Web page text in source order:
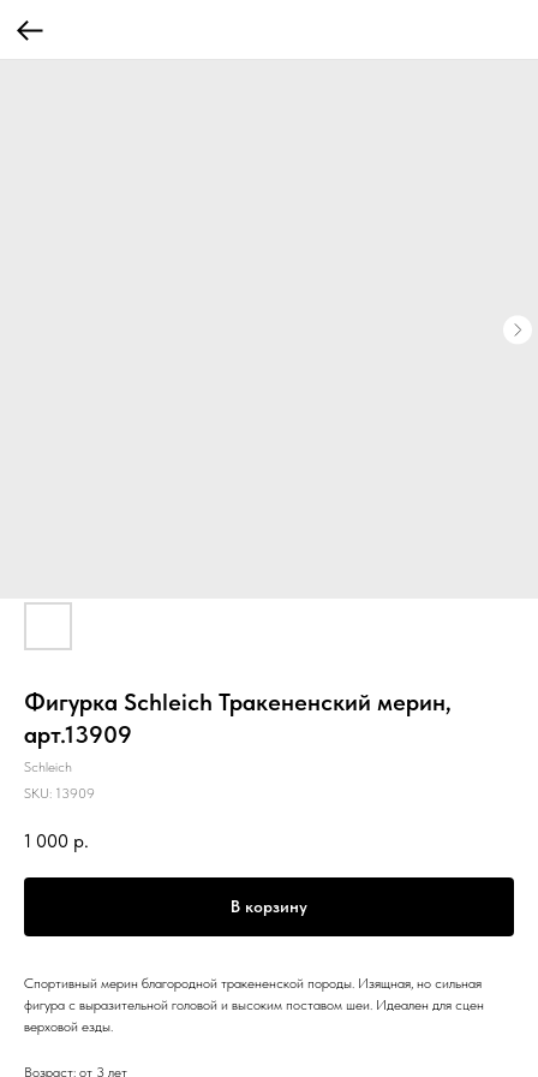
Фигурка Schleich Тракененский мерин,
арт.13909
Schleich
SKU: 13909
1 000 р.
В корзину
Спортивный мерин благородной тракененской породы. Изящная, но сильная
фигура с выразительной головой и высоким поставом шеи. Идеален для сцен
верховой езды.
Возраст: от 3 лет